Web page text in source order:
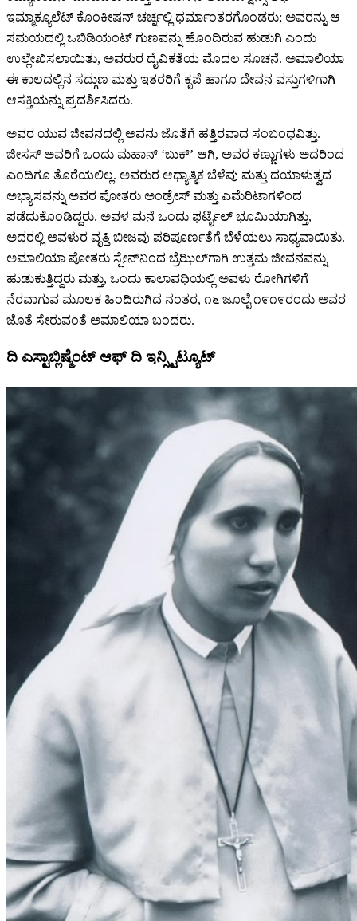
ಇಮ್ಮಾಕ್ಯೂಲೆಟ್ ಕೊಂಕೀಷನ್ ಚರ್ಚ್ನಲ್ಲಿ ಧರ್ಮಾಂತರಗೊಂಡರು; ಅವರನ್ನು ಆ
ಸಮಯದಲ್ಲಿ ಒಬಿಡಿಯಂಟ್ ಗುಣವನ್ನು ಹೊಂದಿರುವ ಹುಡುಗಿ ಎಂದು
ಉಲ್ಲೇಖಿಸಲಾಯಿತು, ಅವರುರ ದೈವಿಕತೆಯ ಮೊದಲ ಸೂಚನೆ. ಅಮಾಲಿಯಾ
ಈ ಕಾಲದಲ್ಲಿನ ಸದ್ಗುಣ ಮತ್ತು ಇತರರಿಗೆ ಕೃಪೆ ಹಾಗೂ ದೇವನ ವಸ್ತುಗಳಿಗಾಗಿ
ಆಸಕ್ತಿಯನ್ನು ಪ್ರದರ್ಶಿಸಿದರು.
ಅವರ ಯುವ ಜೀವನದಲ್ಲಿ ಅವನು ಜೊತೆಗೆ ಹತ್ತಿರವಾದ ಸಂಬಂಧವಿತ್ತು.
ಜೀಸಸ್ ಅವರಿಗೆ ಒಂದು ಮಹಾನ್ ‘ಬುಕ್’ ಆಗಿ, ಅವರ ಕಣ್ಣುಗಳು ಅದರಿಂದ
ಎಂದಿಗೂ ತೊರೆಯಲಿಲ್ಲ. ಅವರುರ ಆಧ್ಯಾತ್ಮಿಕ ಬೆಳೆವು ಮತ್ತು ದಯಾಳುತ್ವದ
ಅಭ್ಯಾಸವನ್ನು ಅವರ ಪೋತರು ಅಂಡ್ರೇಸ್ ಮತ್ತು ಎಮೆರಿಟಾಗಳಿಂದ
ಪಡೆದುಕೊಂಡಿದ್ದರು. ಅವಳ ಮನೆ ಒಂದು ಫರ್ಟೈಲ್ ಭೂಮಿಯಾಗಿತ್ತು,
ಅದರಲ್ಲಿ ಅವಳುರ ವೃತ್ತಿ ಬೀಜವು ಪರಿಪೂರ್ಣತೆಗೆ ಬೆಳೆಯಲು ಸಾಧ್ಯವಾಯಿತು.
ಅಮಾಲಿಯಾ ಪೋತರು ಸ್ಪೇನ್‌ನಿಂದ ಬ್ರೆಝಿಲ್‌ಗಾಗಿ ಉತ್ತಮ ಜೀವನವನ್ನು
ಹುಡುಕುತ್ತಿದ್ದರು ಮತ್ತು, ಒಂದು ಕಾಲಾವಧಿಯಲ್ಲಿ ಅವಳು ರೋಗಿಗಳಿಗೆ
ನೆರವಾಗುವ ಮೂಲಕ ಹಿಂದಿರುಗಿದ ನಂತರ, ೧೬ ಜೂಲೈ ೧೯೧೯ರಂದು ಅವರ
ಜೊತೆ ಸೇರುವಂತೆ ಅಮಾಲಿಯಾ ಬಂದರು.
ದಿ ಎಸ್ಟಾಬ್ಲಿಷ್ಮೆಂಟ್ ಆಫ್ ದಿ ಇನ್ಸ್ಟಿಟ್ಯೂಟ್